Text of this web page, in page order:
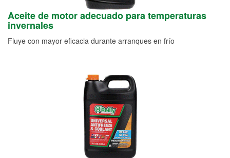
Aceite de motor adecuado para temperaturas
invernales
Fluye con mayor eficacia durante arranques en frío